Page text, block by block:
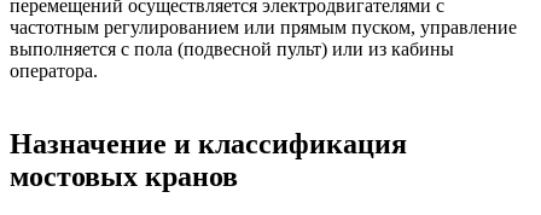
перемещений осуществляется электродвигателями с
частотным регулированием или прямым пуском, управление
выполняется с пола (подвесной пульт) или из кабины
оператора.
Назначение и классификация
мостовых кранов